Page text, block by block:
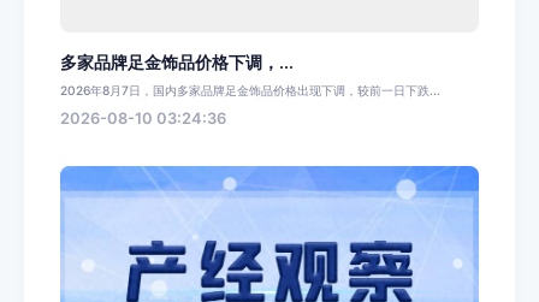
多家品牌足金饰品价格下调，...
2026年8月7日，国内多家品牌足金饰品价格出现下调，较前一日下跌...
2026-08-10 03:24:36